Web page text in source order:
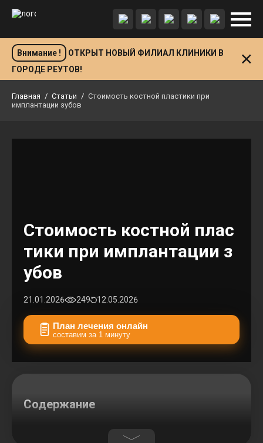
Внимание !
ОТКРЫТ НОВЫЙ ФИЛИАЛ КЛИНИКИ В
ГОРОДЕ РЕУТОВ!
Главная / Статьи / Стоимость костной пластики при
имплантации зубов
Стоимость костной плас
тики при имплантации з
убов
21.01.2026 249 12.05.2026
План лечения онлайн
составим за 1 минуту
Содержание